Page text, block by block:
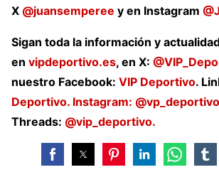
X @juansemperee y en Instagram
Sigan toda la información y
en vipdeportivo.es, en X:
nuestro Facebook: VIP Deportivo.
Deportivo. Instagram: @vp_deportivo
Threads: @vip_deportivo.